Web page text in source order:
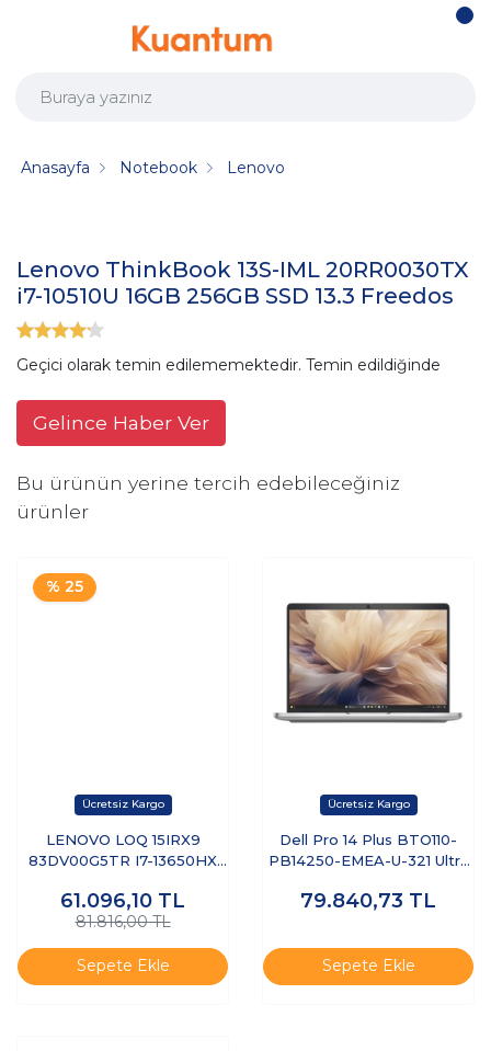
Anasayfa Notebook Lenovo
Lenovo ThinkBook 13S-IML 20RR0030TX
i7-10510U 16GB 256GB SSD 13.3 Freedos
Geçici olarak temin edilememektedir. Temin edildiğinde
Gelince Haber Ver
Bu ürünün yerine tercih edebileceğiniz
ürünler
% 25
LENOVO LOQ 15IRX9
83DV00G5TR I7-13650HX
RTX3050 15.6" DOS
61.096,10 TL
81.816,00 TL
Sepete Ekle
Dell Pro 14 Plus BTO110-
PB14250-EMEA-U-321 Ultra
Free Dos Dizüstü Bilgisayar
79.840,73 TL
Sepete Ekle